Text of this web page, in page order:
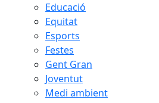
Educació
Equitat
Esports
Festes
Gent Gran
Joventut
Medi ambient